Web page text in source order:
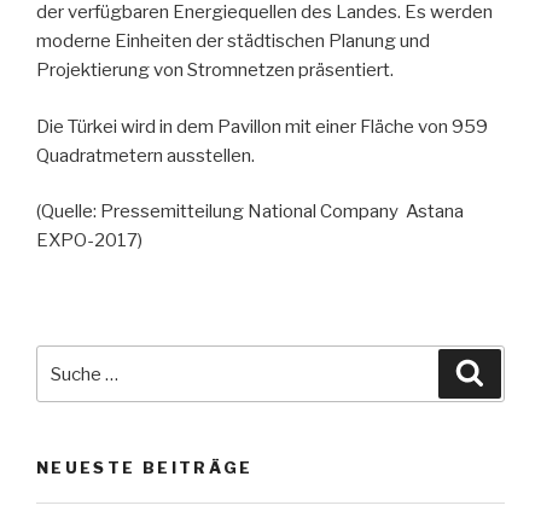
der verfügbaren Energiequellen des Landes. Es werden
moderne Einheiten der städtischen Planung und
Projektierung von Stromnetzen präsentiert.
Die Türkei wird in dem Pavillon mit einer Fläche von 959
Quadratmetern ausstellen.
(Quelle: Pressemitteilung National Company Astana
EXPO-2017)
NEUESTE BEITRÄGE